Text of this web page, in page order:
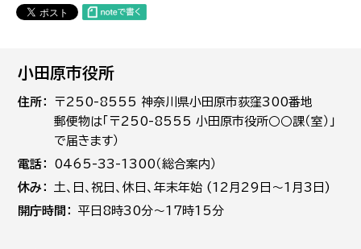
小田原市役所
住所
〒250-8555 神奈川県小田原市荻窪300番地
郵便物は「〒250-8555 小田原市役所○○課（室）」
で届きます）
電話
0465-33-1300（総合案内）
休み
土､日､祝日、休日、年末年始 (12月29日～1月3日)
開庁時間
平日8時30分～17時15分